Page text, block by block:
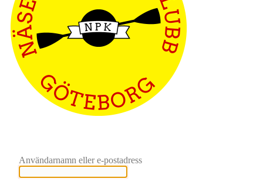
Användarnamn eller e-postadress